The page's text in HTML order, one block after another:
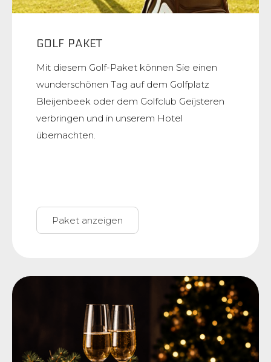
GOLF PAKET
Mit diesem Golf-Paket können Sie einen
wunderschönen Tag auf dem Golfplatz
Bleijenbeek oder dem Golfclub Geijsteren
verbringen und in unserem Hotel
übernachten.
Paket anzeigen